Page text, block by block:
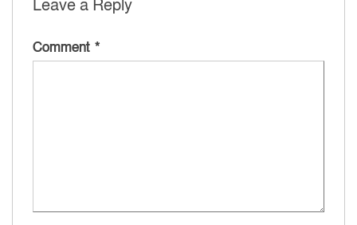
Leave a Reply
Comment *